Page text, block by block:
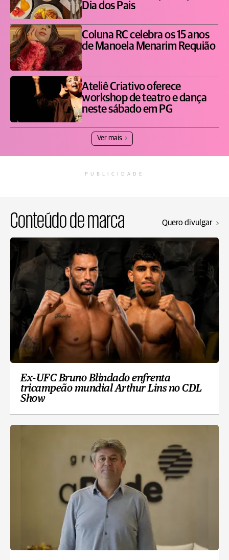
Dia dos Pais
Coluna RC celebra os 15 anos
de Manoela Menarim Requião
Ateliê Criativo oferece
workshop de teatro e dança
neste sábado em PG
Ver mais
PUBLICIDADE
Conteúdo de marca Quero divulgar
Ex-UFC Bruno Blindado enfrenta
tricampeão mundial Arthur Lins no CDL
Show